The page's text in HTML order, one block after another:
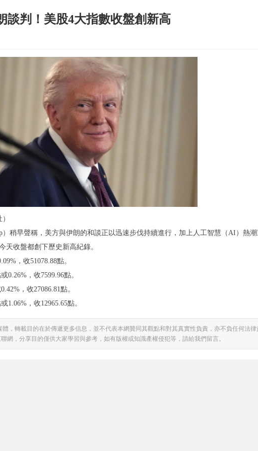
談判！美股4大指數收盤創新高
）稍早聲稱，美方與伊朗的和談正以迅速步伐持續進行，加上人工智慧（AI）熱
天收盤都創下歷史新高紀錄。
，收51078.88點。
0.26%，收7599.96點。
，收27086.81點。
1.06%，收12965.65點。
體，轉載目的在於傳遞更多信息，並不代表本網贊同其觀點和對其真實性負責，亦不負任何法律
網，分享目的僅供大家學習與參考，如有版權或知識產權侵犯等，請給我們留言。